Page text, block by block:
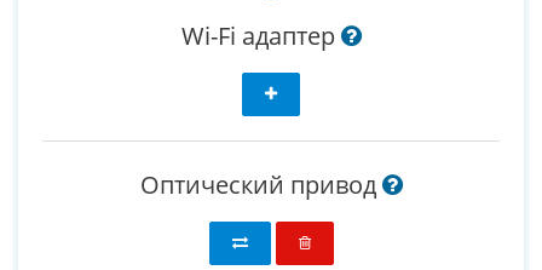
Wi-Fi адаптер
Оптический привод